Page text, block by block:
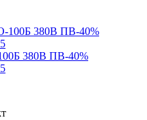
380В ПВ-40%